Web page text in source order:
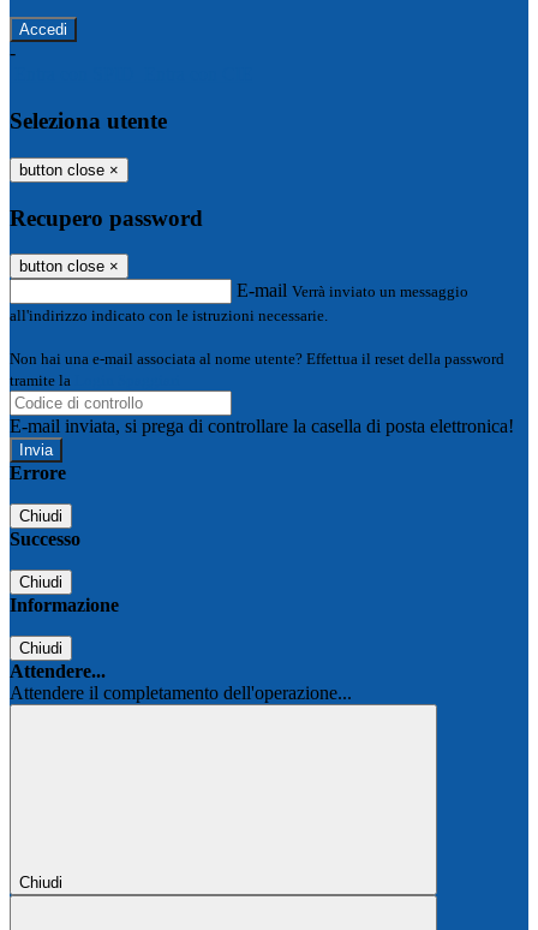
-
Seleziona utente
button close ×
Recupero password
button close ×
E-mail Verrà inviato un messaggio
all'indirizzo indicato con le istruzioni necessarie.
Non hai una e-mail associata al nome utente? Effettua il reset della password
tramite la
E-mail inviata, si prega di controllare la casella di posta elettronica!
Errore
Chiudi
Successo
Chiudi
Informazione
Chiudi
Attendere...
Attendere il completamento dell'operazione...
Chiudi